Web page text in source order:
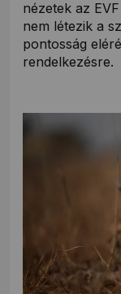
nézetek az
nem létezik a
pontosság
rendelkezésre.